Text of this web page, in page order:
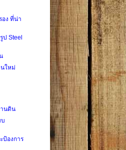
ง ที่น่า
ป Steel
ใหม่
านดิน
ป้องการ